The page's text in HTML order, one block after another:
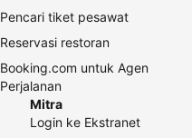
Pencari tiket pesawat
Reservasi restoran
Booking.com untuk Agen
Perjalanan
Mitra
Login ke Ekstranet